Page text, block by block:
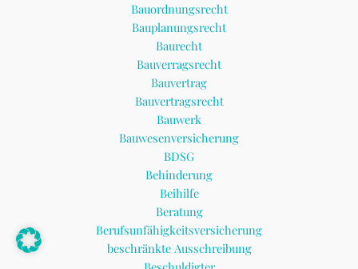
Bauordnungsrecht
Bauplanungsrecht
Baurecht
Bauverragsrecht
Bauvertrag
Bauvertragsrecht
Bauwerk
Bauwesenversicherung
BDSG
Behinderung
Beihilfe
Beratung
Berufsunfähigkeitsversicherung
beschränkte Ausschreibung